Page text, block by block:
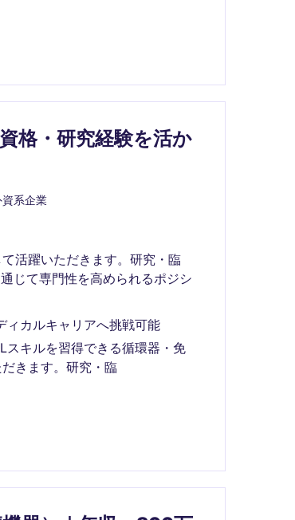
格・研究経験を活か
資系企業
活躍いただきます。研究・臨
じて専門性を高められるポジシ
ィカルキャリアへ挑戦可能
スキルを習得できる循環器・免
きます。研究・臨